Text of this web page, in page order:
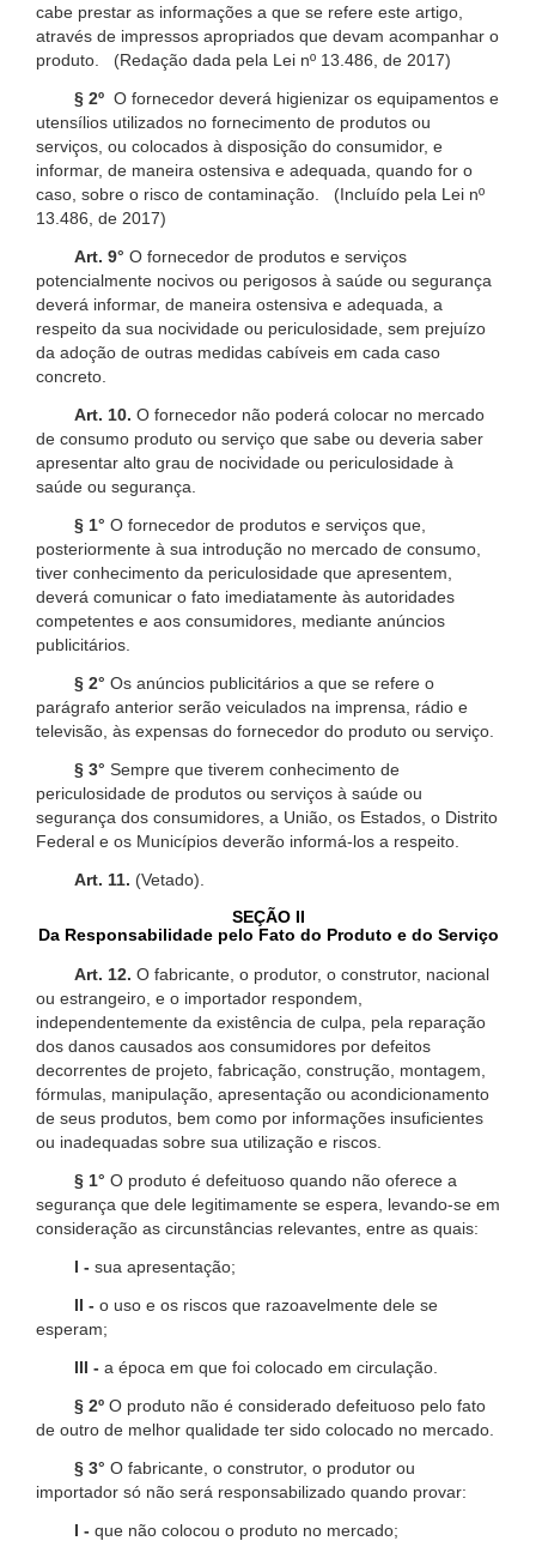
cabe prestar as informações a que se refere este artigo,
através de impressos apropriados que devam acompanhar o
produto. (Redação dada pela Lei nº 13.486, de 2017)
§ 2º O fornecedor deverá higienizar os equipamentos e
utensílios utilizados no fornecimento de produtos ou
serviços, ou colocados à disposição do consumidor, e
informar, de maneira ostensiva e adequada, quando for o
caso, sobre o risco de contaminação. (Incluído pela Lei nº
13.486, de 2017)
Art. 9° O fornecedor de produtos e serviços
potencialmente nocivos ou perigosos à saúde ou segurança
deverá informar, de maneira ostensiva e adequada, a
respeito da sua nocividade ou periculosidade, sem prejuízo
da adoção de outras medidas cabíveis em cada caso
concreto.
Art. 10. O fornecedor não poderá colocar no mercado
de consumo produto ou serviço que sabe ou deveria saber
apresentar alto grau de nocividade ou periculosidade à
saúde ou segurança.
§ 1° O fornecedor de produtos e serviços que,
posteriormente à sua introdução no mercado de consumo,
tiver conhecimento da periculosidade que apresentem,
deverá comunicar o fato imediatamente às autoridades
competentes e aos consumidores, mediante anúncios
publicitários.
§ 2° Os anúncios publicitários a que se refere o
parágrafo anterior serão veiculados na imprensa, rádio e
televisão, às expensas do fornecedor do produto ou serviço.
§ 3° Sempre que tiverem conhecimento de
periculosidade de produtos ou serviços à saúde ou
segurança dos consumidores, a União, os Estados, o Distrito
Federal e os Municípios deverão informá-los a respeito.
Art. 11. (Vetado).
SEÇÃO II
Da Responsabilidade pelo Fato do Produto e do Serviço
Art. 12. O fabricante, o produtor, o construtor, nacional
ou estrangeiro, e o importador respondem,
independentemente da existência de culpa, pela reparação
dos danos causados aos consumidores por defeitos
decorrentes de projeto, fabricação, construção, montagem,
fórmulas, manipulação, apresentação ou acondicionamento
de seus produtos, bem como por informações insuficientes
ou inadequadas sobre sua utilização e riscos.
§ 1° O produto é defeituoso quando não oferece a
segurança que dele legitimamente se espera, levando-se em
consideração as circunstâncias relevantes, entre as quais:
I - sua apresentação;
II - o uso e os riscos que razoavelmente dele se
esperam;
III - a época em que foi colocado em circulação.
§ 2º O produto não é considerado defeituoso pelo fato
de outro de melhor qualidade ter sido colocado no mercado.
§ 3° O fabricante, o construtor, o produtor ou
importador só não será responsabilizado quando provar:
I - que não colocou o produto no mercado;